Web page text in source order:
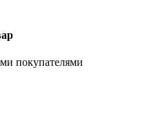
покупателями